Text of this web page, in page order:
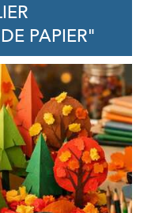
PAPIER"